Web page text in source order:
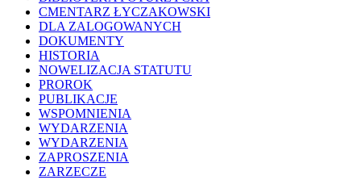
CMENTARZ ŁYCZAKOWSKI
DLA ZALOGOWANYCH
DOKUMENTY
HISTORIA
NOWELIZACJA STATUTU
PROROK
PUBLIKACJE
WSPOMNIENIA
WYDARZENIA
WYDARZENIA
ZAPROSZENIA
ZARZECZE